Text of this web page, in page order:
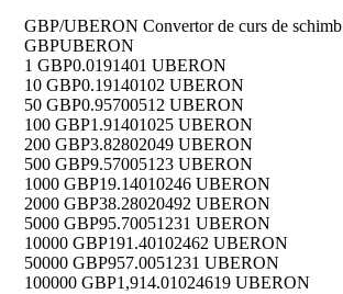
GBP/UBERON Convertor de curs de schimb
GBPUBERON
1 GBP0.0191401 UBERON
10 GBP0.19140102 UBERON
50 GBP0.95700512 UBERON
100 GBP1.91401025 UBERON
200 GBP3.82802049 UBERON
500 GBP9.57005123 UBERON
1000 GBP19.14010246 UBERON
2000 GBP38.28020492 UBERON
5000 GBP95.70051231 UBERON
10000 GBP191.40102462 UBERON
50000 GBP957.0051231 UBERON
100000 GBP1,914.01024619 UBERON